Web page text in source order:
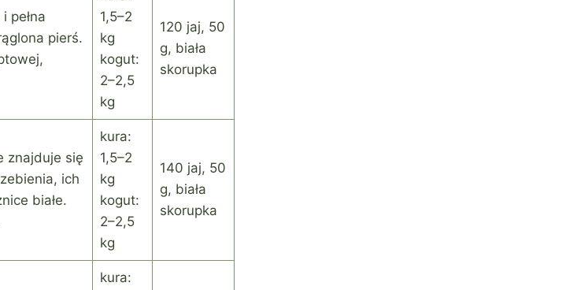
pełna
pierś.
1,5–2
kg
kogut:
2–2,5
kg
120 jaj, 50
g, biała
skorupka
znajduje się
ich
białe.
kura:
1,5–2
kg
kogut:
2–2,5
kg
140 jaj, 50
g, biała
skorupka
kura: